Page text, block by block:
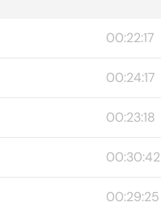
00:22:17
00:24:17
00:23:18
00:30:42
00:29:25